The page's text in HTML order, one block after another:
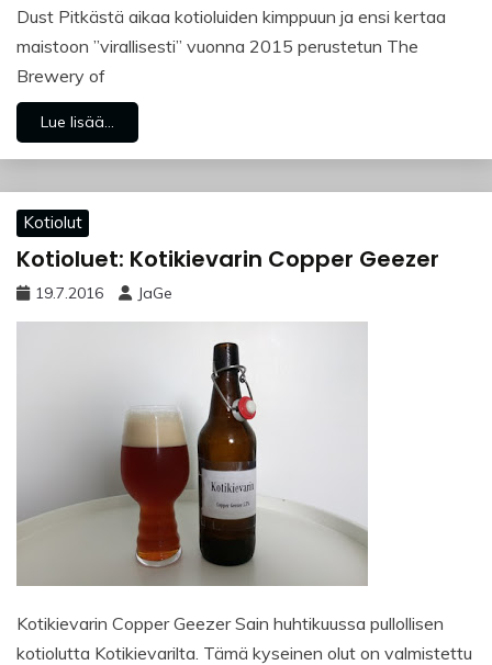
Dust Pitkästä aikaa kotioluiden kimppuun ja ensi kertaa
maistoon ”virallisesti” vuonna 2015 perustetun The
Brewery of
Lue lisää...
Kotiolut
Kotioluet: Kotikievarin Copper Geezer
19.7.2016 JaGe
Kotikievarin Copper Geezer Sain huhtikuussa pullollisen
kotiolutta Kotikievarilta. Tämä kyseinen olut on valmistettu